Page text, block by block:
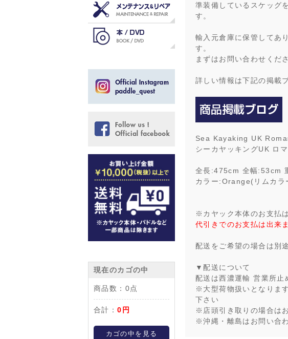
現在のカゴの中
商品数： 0点
合計：0円
カゴの中を見る
準装備しているスケッグ
す。
輸入元倉庫に保管してあ
す。
まずはお問い合わせくだ
詳しい情報は下記の掲載
Sea Kayaking UK
シーカヤッキングUK ロ
全長:475cm 全幅:53cm
カラー:Orange(リムカラ
※カヤック本体のお支払
代引きでのお支払は出来
配送をご希望の場合は別
▼配送について
配送は西濃運輸 営業所止
※大型荷物扱いとなりま
下さい
※店頭引き取りの場合は
※沖縄・離島はお問い合